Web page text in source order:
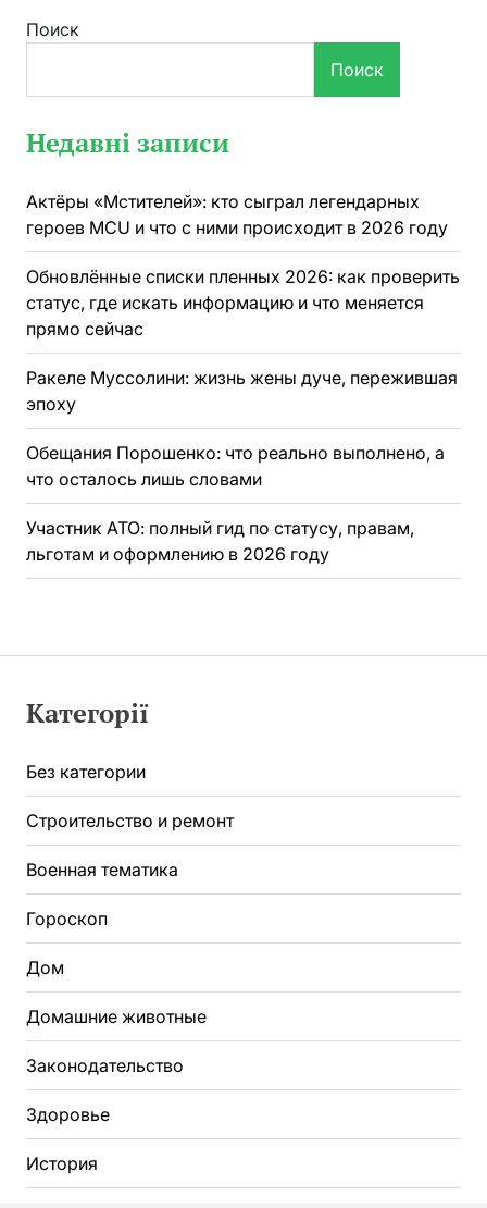
Поиск
Поиск
Недавні записи
Актёры «Мстителей»: кто сыграл легендарных
героев MCU и что с ними происходит в 2026 году
Обновлённые списки пленных 2026: как проверить
статус, где искать информацию и что меняется
прямо сейчас
Ракеле Муссолини: жизнь жены дуче, пережившая
эпоху
Обещания Порошенко: что реально выполнено, а
что осталось лишь словами
Участник АТО: полный гид по статусу, правам,
льготам и оформлению в 2026 году
Категорії
Без категории
Строительство и ремонт
Военная тематика
Гороскоп
Дом
Домашние животные
Законодательство
Здоровье
История